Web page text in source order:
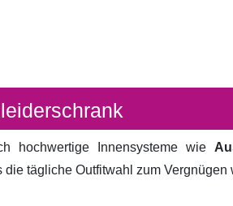
hochwertige Innensysteme wie
tägliche Outfitwahl zum Vergnügen